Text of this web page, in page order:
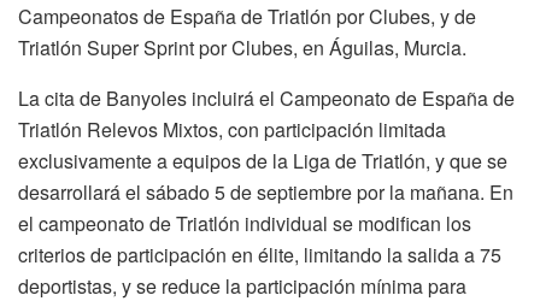
Campeonatos de España de Triatlón por Clubes, y de
Triatlón Super Sprint por Clubes, en Águilas, Murcia.
La cita de Banyoles incluirá el Campeonato de España de
Triatlón Relevos Mixtos, con participación limitada
exclusivamente a equipos de la Liga de Triatlón, y que se
desarrollará el sábado 5 de septiembre por la mañana. En
el campeonato de Triatlón individual se modifican los
criterios de participación en élite, limitando la salida a 75
deportistas, y se reduce la participación mínima para